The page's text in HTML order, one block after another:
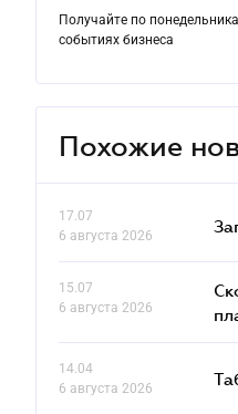
Получайте по
событиях бизнеса
Похожие
17.07
6 августа 2026
15.07
6 августа 2026
14.04
6 августа 2026